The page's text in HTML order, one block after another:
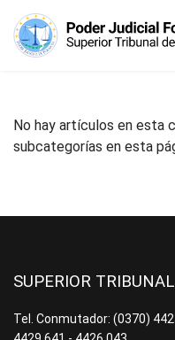
No hay artículos en esta
subcategorías en esta
SUPERIOR
Tel. Conmutador: (0370)